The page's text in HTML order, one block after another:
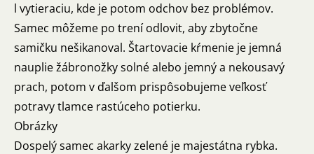
l vytieraciu, kde je potom odchov bez problémov.
Samec môžeme po trení odlovit, aby zbytočne
samičku nešikanoval. Štartovacie kŕmenie je jemná
nauplie žábronožky solné alebo jemný a nekousavý
prach, potom v ďalšom prispôsobujeme veľkosť
potravy tlamce rastúceho potierku.
Obrázky
Dospelý samec akarky zelené je majestátna rybka.